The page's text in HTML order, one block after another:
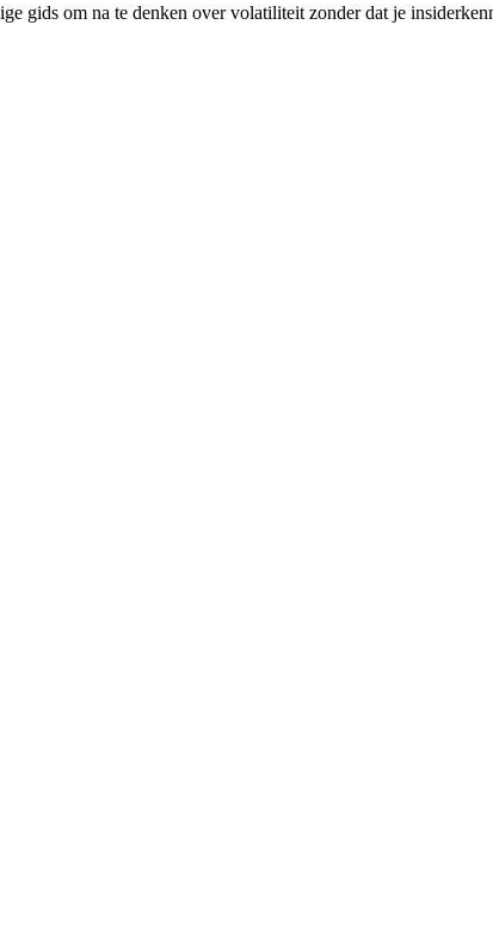
gids om na te denken over volatiliteit zonder dat je